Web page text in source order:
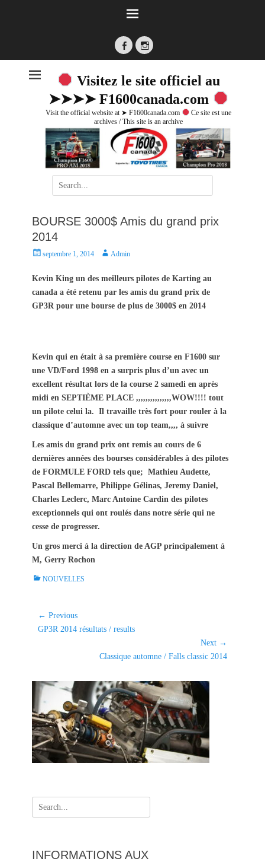
FacebookInstagram
Visitez le site officiel au
➤➤➤➤ F1600canada.com
Visit the official website at ➤ F1600canada.com
Ce site est une
archives / This site is an archive
Search
for:
BOURSE 3000$ Amis du grand prix
2014
P
s
septembre 1, 2014
A
t
Admin
Kevin King un des meilleurs pilotes de Karting au
canada a été retenu par les amis du grand prix de
GP3R pour une bourse de plus de 3000$ en 2014
Kevin qui en était à sa première course en F1600 sur
une VD/Ford 1998 en a surpris plus d’un avec un
excellent résultat lors de la course 2 samedi en après
midi en SEPTIÈME PLACE ,,,,,,,,,,,,,,,WOW!!!! tout
un pilote celui la. Il travaille très fort pour rouler à la
classique d’automne avec un top team,,,, à suivre
Les amis du grand prix ont remis au cours de 6
dernières années des bourses considérables à des pilotes
de FORMULE FORD tels que; Mathieu Audette,
Pascal Bellemarre, Philippe Gélinas, Jeremy Daniel,
Charles Leclerc, Marc Antoine Cardin des pilotes
exceptionnels qui ont roulés dans notre série qui ne
cesse de progresser.
Un gros merci à la direction de AGP principalement à
M, Gerry Rochon
C
NOUVELLES
Navigation
de
← Previous
Previous
GP3R 2014 résultats / results
Next →
Classique automne / Falls classic 2014
Search
for:
INFORMATIONS AUX